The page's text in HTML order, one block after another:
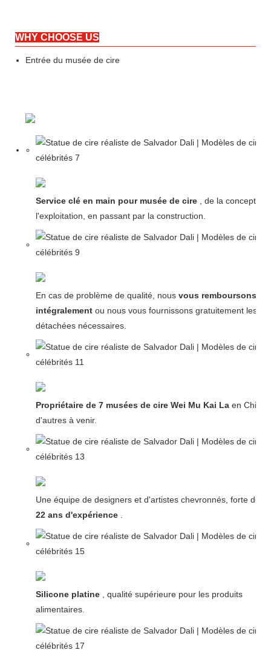
WHY CHOOSE US
Entrée du musée de cire
Service clé en main pour musée de cire, de la conception
l'exploitation, en passant par la construction.
En cas de problème de qualité, nous vous remboursons
intégralementou nous vous fournissons gratuitement les
détachées nécessaires.
Propriétaire de 7 musées de cire Wei Mu Kai Laen Chine
d'autres à venir.
Une équipe de designers et d'artistes chevronnés, forte de
22 ans d'expérience.
Silicone platine, qualité supérieure pour les produits
alimentaires.